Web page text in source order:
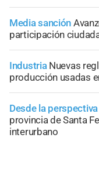
Media sanción
participación
Industria Nuevas
producción usadas
Desde la
provincia de Santa
interurbano